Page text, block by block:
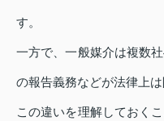
す。
一方で、一般媒介は複数
の報告義務などが法律上は
この違いを理解しておく